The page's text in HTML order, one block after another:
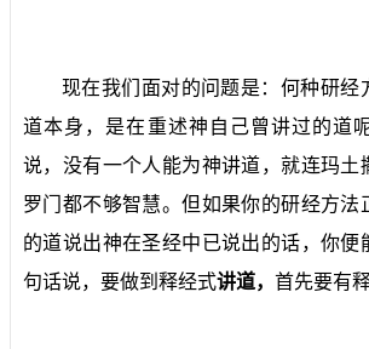
现在我们面对的问题是：何种研经
道本身，是在重述神自己曾讲过的道
说，没有一个人能为神讲道，就连玛土
罗门都不够智慧。但如果你的研经方法
的道说出神在圣经中已说出的话，你便
句话说，要做到释经式讲道， 首先要有